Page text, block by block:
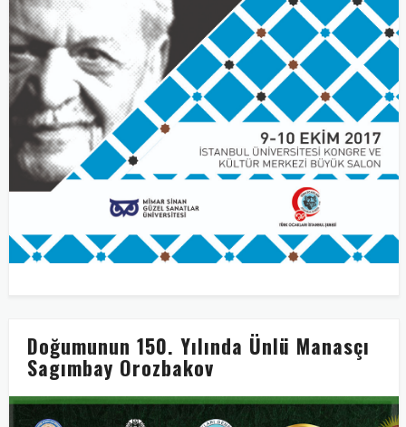
Doğumunun 150. Yılında Ünlü Manasçı
Sagımbay Orozbakov